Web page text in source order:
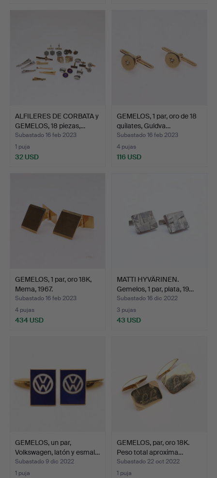
ALFILERES DE CORBATA y
GEMELOS, 18 piezas,…
Subastado 16 feb 2023
1 puja
32 USD
GEMELOS, 1 par, oro de 18
quilates, Guldva…
Subastado 16 feb 2023
4 pujas
116 USD
GEMELOS, 1 par, oro 18K,
Mema, 1967.
Subastado 16 feb 2023
4 pujas
434 USD
MATTI HYVÄRINEN.
Gemelos, 1 par, plata, 19…
Subastado 16 dic 2022
3 pujas
43 USD
GEMELOS, un par,
Volkswagen, latón y esmal…
Subastado 9 dic 2022
1 puja
GEMELOS, par, oro 18K.
Peso total aproxima…
Subastado 22 oct 2022
1 puja